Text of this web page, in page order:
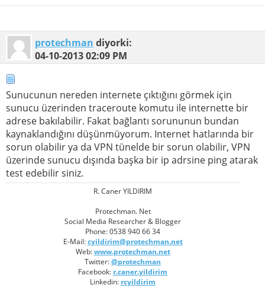
protechman diyorki:
04-10-201302:09 PM
Sunucunun nereden internete çıktığını görmek için
sunucu üzerinden traceroute komutu ile internette bir
adrese bakılabilir. Fakat bağlantı sorununun bundan
kaynaklandığını düşünmüyorum. Internet hatlarında bir
sorun olabilir ya da VPN tünelde bir sorun olabilir, VPN
üzerinde sunucu dışında başka bir ip adrsine ping atarak
test edebilir siniz.
R. Caner YILDIRIM
Protechman. Net
Social Media Researcher & Blogger
Phone: 0538 940 66 34
E-Mail:cyildirim@protechman.net
Web:www.protechman.net
Twitter:@protechman
Facebook: r.caner.yildirim
Linkedin: rcyildirim